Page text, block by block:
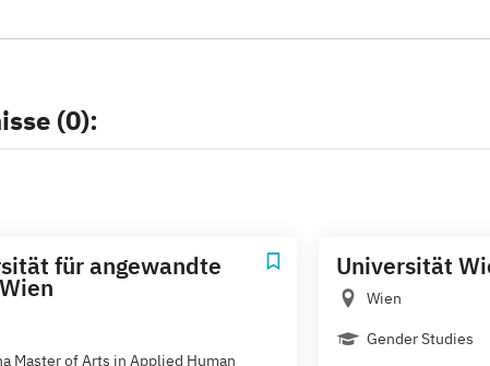
(0):
für angewandte
Master of Arts in Applied Human
Universität
Wien
Gender Studies